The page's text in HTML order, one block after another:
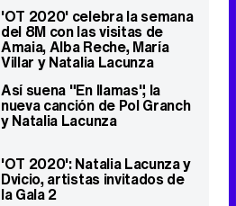
'OT 2020' celebra la semana
del 8M con las visitas de
Amaia, Alba Reche, María
Villar y Natalia Lacunza
Así suena "En llamas", la
nueva canción de Pol Granch
y Natalia Lacunza
'OT 2020': Natalia Lacunza y
Dvicio, artistas invitados de
la Gala 2